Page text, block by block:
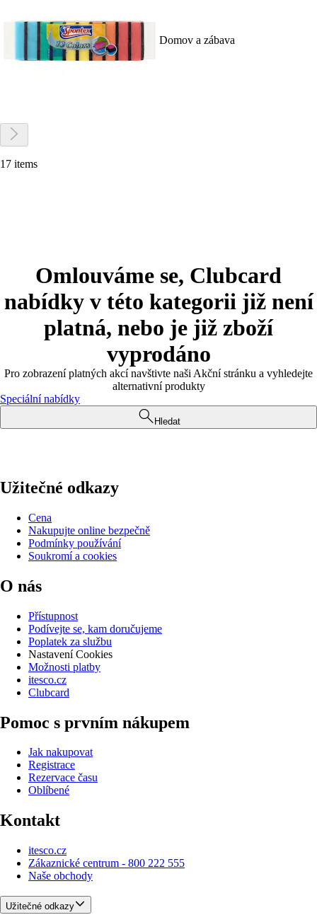
Domov a zábava
17 items
Omlouváme se, Clubcard
nabídky v této kategorii již není
platná, nebo je již zboží
vyprodáno
Pro zobrazení platných akcí navštivte naši Akční stránku a vyhledejte
alternativní produkty
Speciální nabídky
Hledat
Užitečné odkazy
Cena
Nakupujte online bezpečně
Podmínky používání
Soukromí a cookies
O nás
Přístupnost
Podívejte se, kam doručujeme
Poplatek za službu
Nastavení Cookies
Možnosti platby
itesco.cz
Clubcard
Pomoc s prvním nákupem
Jak nakupovat
Registrace
Rezervace času
Oblíbené
Kontakt
itesco.cz
Zákaznické centrum - 800 222 555
Naše obchody
Užitečné odkazy